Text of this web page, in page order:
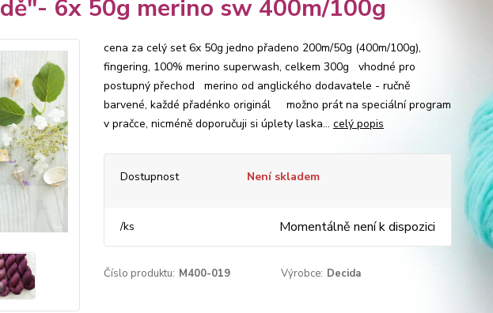
6x 50g merino sw 400m/100g
cena za celý set 6x 50g jedno přadeno 200m/50g (400m/100g),
fingering, 100% merino superwash, celkem 300g vhodné pro
postupný přechod merino od anglického dodavatele - ručně
barvené, každé přadénko originál možno prát na speciální program
v pračce, nicméně doporučuji si úplety laska... celý popis
Dostupnost Není skladem
/ks Momentálně není k dispozici
Číslo produktu: M400-019 Výrobce: Decida